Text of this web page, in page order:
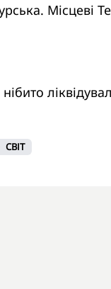
Місцеві
СВІТ